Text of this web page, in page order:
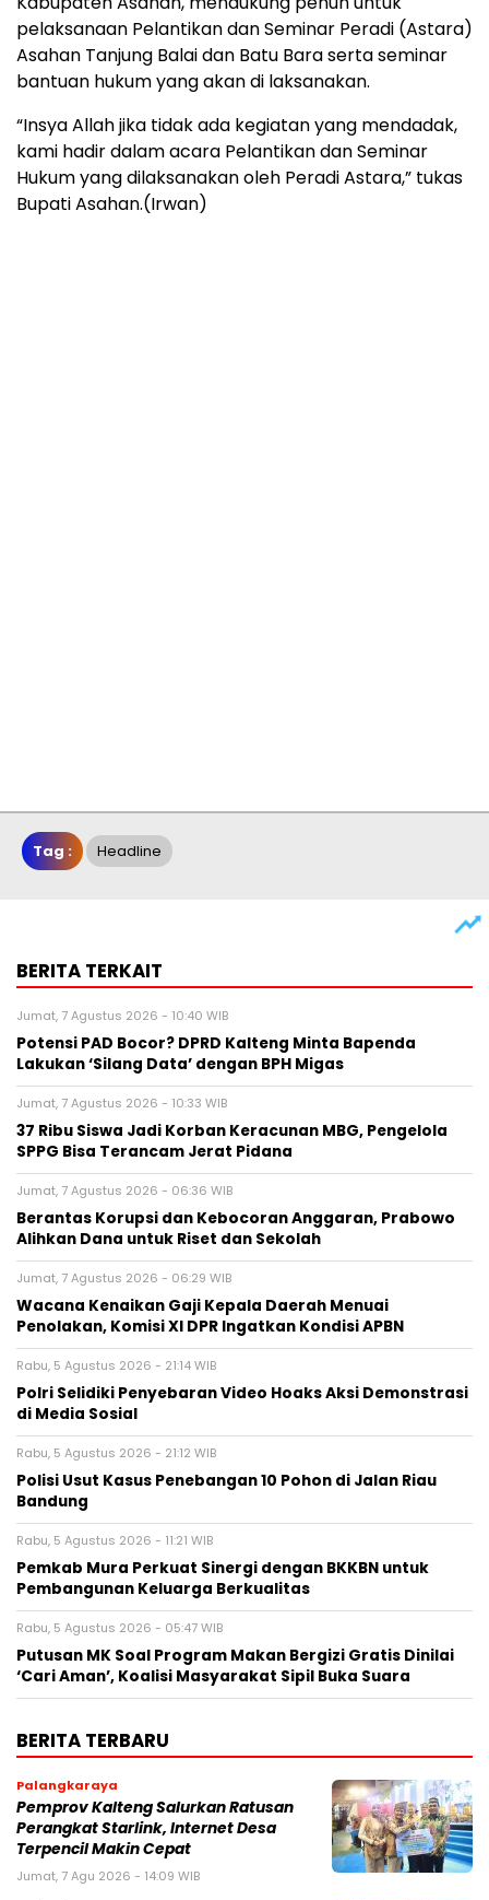
pelaksanaan Pelantikan dan Seminar Peradi (Astara)
Asahan Tanjung Balai dan Batu Bara serta seminar
bantuan hukum yang akan di laksanakan.
“Insya Allah jika tidak ada kegiatan yang mendadak,
kami hadir dalam acara Pelantikan dan Seminar
Hukum yang dilaksanakan oleh Peradi Astara,” tukas
Bupati Asahan.(Irwan)
Tag : Headline
BERITA TERKAIT
Jumat, 7 Agustus 2026 - 10:40 WIB
Potensi PAD Bocor? DPRD Kalteng Minta Bapenda
Lakukan ‘Silang Data’ dengan BPH Migas
Jumat, 7 Agustus 2026 - 10:33 WIB
37 Ribu Siswa Jadi Korban Keracunan MBG, Pengelola
SPPG Bisa Terancam Jerat Pidana
Jumat, 7 Agustus 2026 - 06:36 WIB
Berantas Korupsi dan Kebocoran Anggaran, Prabowo
Alihkan Dana untuk Riset dan Sekolah
Jumat, 7 Agustus 2026 - 06:29 WIB
Wacana Kenaikan Gaji Kepala Daerah Menuai
Penolakan, Komisi XI DPR Ingatkan Kondisi APBN
Rabu, 5 Agustus 2026 - 21:14 WIB
Polri Selidiki Penyebaran Video Hoaks Aksi Demonstrasi
di Media Sosial
Rabu, 5 Agustus 2026 - 21:12 WIB
Polisi Usut Kasus Penebangan 10 Pohon di Jalan Riau
Bandung
Rabu, 5 Agustus 2026 - 11:21 WIB
Pemkab Mura Perkuat Sinergi dengan BKKBN untuk
Pembangunan Keluarga Berkualitas
Rabu, 5 Agustus 2026 - 05:47 WIB
Putusan MK Soal Program Makan Bergizi Gratis Dinilai
‘Cari Aman’, Koalisi Masyarakat Sipil Buka Suara
BERITA TERBARU
Palangkaraya
Pemprov Kalteng Salurkan Ratusan
Perangkat Starlink, Internet Desa
Terpencil Makin Cepat
Jumat, 7 Agu 2026 - 14:09 WIB